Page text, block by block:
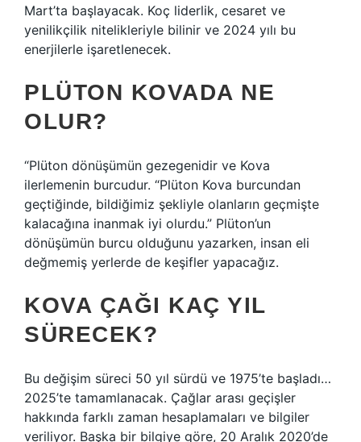
Mart’ta başlayacak. Koç liderlik, cesaret ve
yenilikçilik nitelikleriyle bilinir ve 2024 yılı bu
enerjilerle işaretlenecek.
PLÜTON KOVADA NE
OLUR?
“Plüton dönüşümün gezegenidir ve Kova
ilerlemenin burcudur. “Plüton Kova burcundan
geçtiğinde, bildiğimiz şekliyle olanların geçmişte
kalacağına inanmak iyi olurdu.” Plüton’un
dönüşümün burcu olduğunu yazarken, insan eli
değmemiş yerlerde de keşifler yapacağız.
KOVA ÇAĞI KAÇ YIL
SÜRECEK?
Bu değişim süreci 50 yıl sürdü ve 1975’te başladı…
2025’te tamamlanacak. Çağlar arası geçişler
hakkında farklı zaman hesaplamaları ve bilgiler
veriliyor. Başka bir bilgiye göre, 20 Aralık 2020’de